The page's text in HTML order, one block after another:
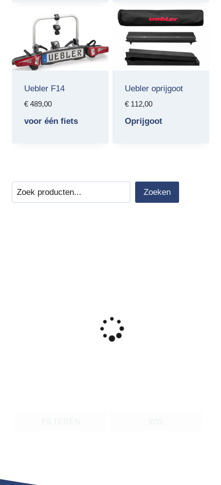
Uebler F14
€489,00
voor één fiets
Uebler oprijgoot
€112,00
Oprijgoot
Zoeken Zoeken